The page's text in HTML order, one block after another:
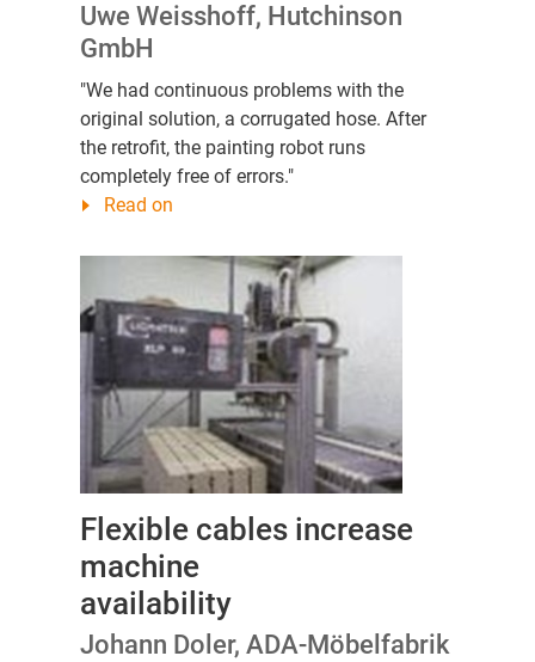
Uwe Weisshoff, Hutchinson
GmbH
"We had continuous problems with the
original solution, a corrugated hose. After
the retrofit, the painting robot runs
completely free of errors."
Read on
Flexible cables increase
machine
availability
Johann Doler, ADA-Möbelfabrik